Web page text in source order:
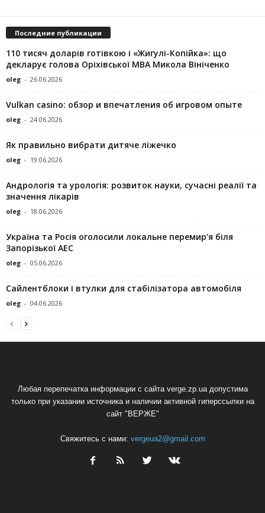
Последние публикации
110 тисяч доларів готівкою і «Жигулі-Копійка»: що
декларує голова Оріхівської МВА Микола Вініченко
oleg - 26.06.2026
Vulkan casino: обзор и впечатления об игровом опыте
oleg - 24.06.2026
Як правильно вибрати дитяче ліжечко
oleg - 19.06.2026
Андрологія та урологія: розвиток науки, сучасні реалії та
значення лікарів
oleg - 18.06.2026
Україна та Росія оголосили локальне перемир’я біля
Запорізької АЕС
oleg - 05.06.2026
Сайлентблоки і втулки для стабілізатора автомобіля
oleg - 04.06.2026
Любая перепечатка информации с сайта verge.zp.ua допустима
только при указании источника и наличии активной гиперссылки на
сайт "ВЕРЖЕ"
Свяжитесь с нами: vergeua2@gmail.com